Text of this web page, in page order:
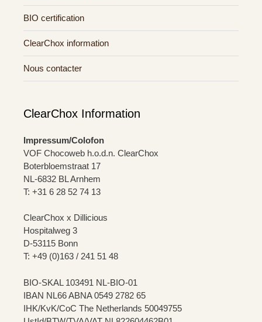
BIO certification
ClearChox information
Nous contacter
ClearChox Information
Impressum/Colofon
VOF Chocoweb h.o.d.n. ClearChox
Boterbloemstraat 17
NL-6832 BL Arnhem
T: +31 6 28 52 74 13
ClearChox x Dillicious
Hospitalweg 3
D-53115 Bonn
T: +49 (0)163 / 241 51 48
BIO-SKAL 103491 NL-BIO-01
IBAN NL66 ABNA 0549 2782 65
IHK/KvK/CoC The Netherlands 50049755